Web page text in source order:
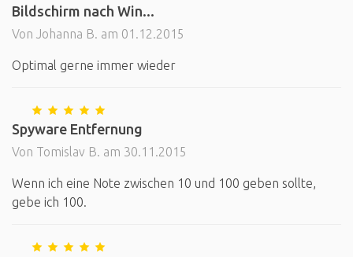
Bildschirm nach Win...
Von Johanna B. am 01.12.2015
Optimal gerne immer wieder
Spyware Entfernung
Von Tomislav B. am 30.11.2015
Wenn ich eine Note zwischen 10 und 100 geben sollte,
gebe ich 100.